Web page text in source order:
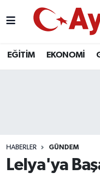
EĞİTİM EKONOMİ
HABERLER GÜNDEM
Lelya'ya